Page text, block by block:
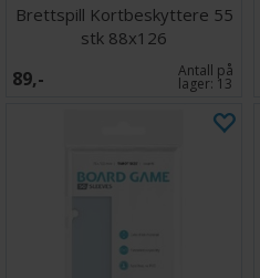
Brettspill Kortbeskyttere 55
stk 88x126
89,- Antall på
lager: 13